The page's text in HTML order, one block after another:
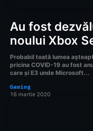
Au fost
noului Xbox
Probabil toată lumea
pricina COVID-19 au fost
care și E3 unde Microsoft...
Gaming
16 martie 2020